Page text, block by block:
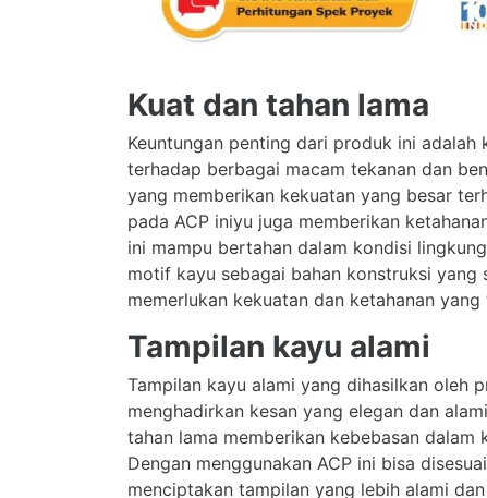
Kuat dan tahan lama
Keuntungan penting dari produk ini adalah
terhadap berbagai macam tekanan dan
yang memberikan kekuatan yang besar
pada ACP iniyu juga memberikan
ini mampu bertahan dalam kondisi
motif kayu sebagai bahan konstruksi
memerlukan kekuatan dan ketahanan yang
Tampilan kayu alami
Tampilan kayu alami yang dihasilkan oleh
menghadirkan kesan yang elegan dan
tahan lama memberikan kebebasan
Dengan menggunakan ACP ini bisa
menciptakan tampilan yang lebih alami